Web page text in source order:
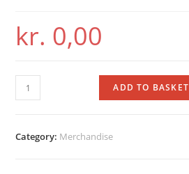
kr. 0,00
TEST
KØB
2
ADD TO BASKET
Category: Merchandise